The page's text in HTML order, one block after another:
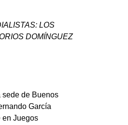
LOS
DOMÍNGUEZ
sede de Buenos
García
en Juegos